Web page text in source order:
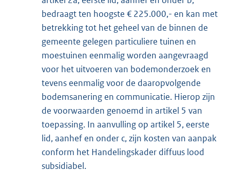
bedraagt ten hoogste € 225.000,- en kan met
betrekking tot het geheel van de binnen de
gemeente gelegen particuliere tuinen en
moestuinen eenmalig worden aangevraagd
voor het uitvoeren van bodemonderzoek en
tevens eenmalig voor de daaropvolgende
bodemsanering en communicatie. Hierop zijn
de voorwaarden genoemd in artikel 5 van
toepassing. In aanvulling op artikel 5, eerste
lid, aanhef en onder c, zijn kosten van aanpak
conform het Handelingskader diffuus lood
subsidiabel.